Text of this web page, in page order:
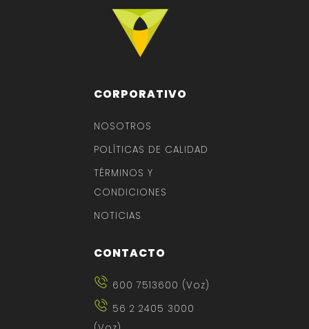
CORPORATIVO
NOSOTROS
POLÍTICAS DE CALIDAD
TÉRMINOS Y
CONDICIONES
NOTICIAS
CONTACTO
600 7513600 (Voz)
56 2 2405 3000